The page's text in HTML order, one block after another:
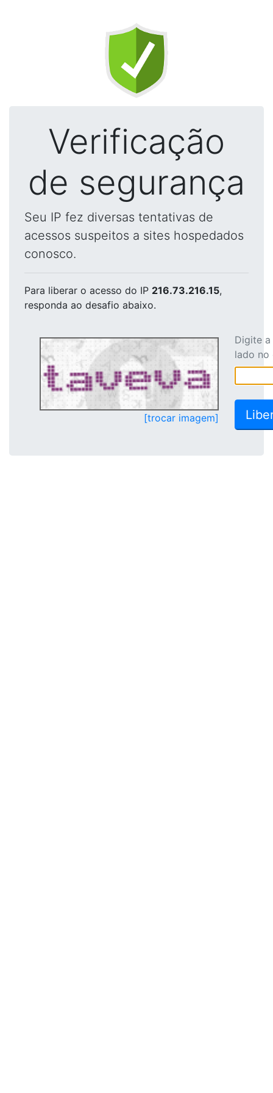
Verificação
de segurança
Seu IP fez diversas tentativas de
acessos suspeitos a sites hospedados
conosco.
Para liberar o acesso do IP 216.73.216.15,
responda ao desafio abaixo.
[trocar imagem]
Digite
lado no